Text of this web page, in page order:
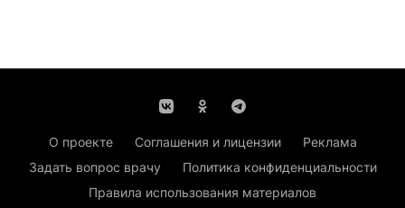
О проекте Соглашения и лицензии
Реклама
Задать вопрос врачу
Политика конфиденциальности
Правила использования материалов